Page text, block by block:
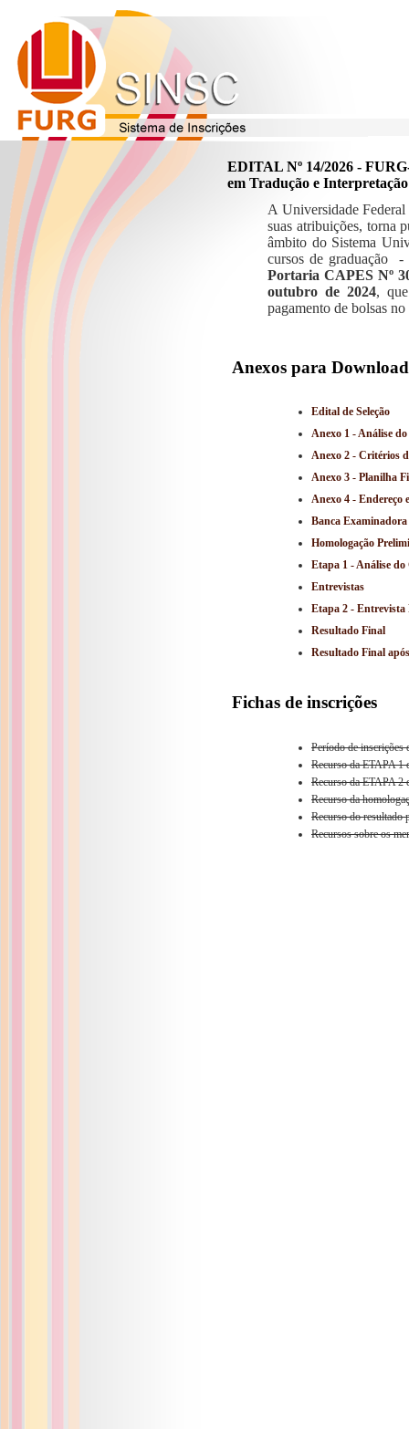
EDITAL Nº 14/2026 -
em Tradução e
A Universidade
suas atribuições, torna
âmbito do Sistema
cursos de graduação
-
Portaria CAPES Nº
outubro de 2024,
pagamento de bolsas
Anexos para Download
Edital de Seleção
Anexo 1 - Análise
Anexo 2 - Critérios
Anexo 3 - Planilha
Anexo 4 - Endereço
Banca Examinadora
Homologação
Etapa 1 - Análise
Entrevistas
Etapa 2 - Entrevista
Resultado Final
Resultado Final
Fichas de inscrições
Período de inscrições
Recurso da ETAPA 1
Recurso da ETAPA 2
Recurso da
Recurso do resultado
Recursos sobre os